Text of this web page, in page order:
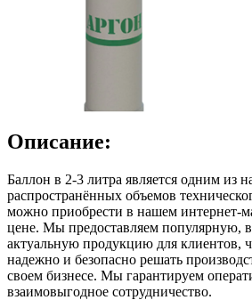
Описание:
Баллон в 2-3 литра является одним из
распространённых объемов
можно приобрести в нашем интернет-
цене. Мы предоставляем популярную,
актуальную продукцию для клиентов,
надежно и безопасно решать
своем бизнесе. Мы гарантируем
взаимовыгодное сотрудничество.